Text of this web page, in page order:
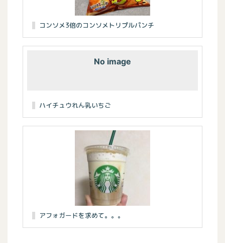
コンソメ3倍のコンソメトリプルパンチ
No image
ハイチュウれん乳いちご
アフォガードを求めて。。。